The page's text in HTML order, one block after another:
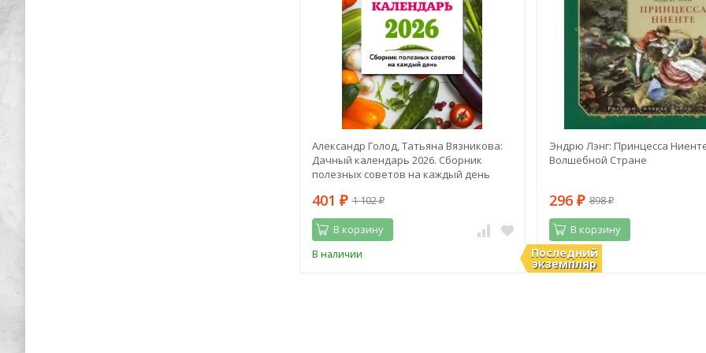
Александр Голод, Татьяна Вязникова:
Дачный календарь 2026. Сборник
полезных советов на каждый день
401 ₽ 1 102₽
В корзину
В наличии Последний
экземпляр
Эндрю Лэнг: Принцесса
Волшебной Стране
296 ₽ 898₽
В корзину
В наличии